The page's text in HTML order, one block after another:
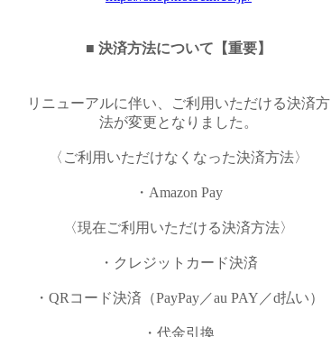
■ 決済方法について【重要】
リニューアルに伴い、ご利用いただける決済方
法が変更となりました。
〈ご利用いただけなくなった決済方法〉
・Amazon Pay
〈現在ご利用いただける決済方法〉
・クレジットカード決済
・QRコード決済（PayPay／au PAY／d払い）
・代金引換